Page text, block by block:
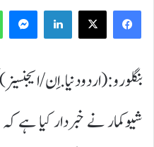
LinkedIn
بنگلورو:(اردودنیا.اِن/
شیوکمار نے خبردار کیا ہے کہ